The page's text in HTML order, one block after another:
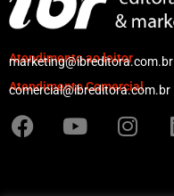
Atendimento ao leitor
marketing@ibreditora.com.br
Atendimento Comercial
comercial@ibreditora.com.br
F
a
Y
o
I
n